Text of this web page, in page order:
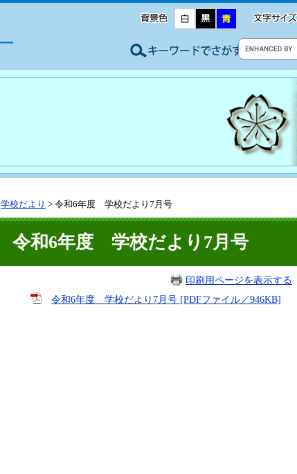
学校だより > 令和6年度 学校だより7月号
令和6年度 学校だより7月号
印刷用ページを表示する
令和6年度 学校だより7月号 [PDFファイル／946KB]